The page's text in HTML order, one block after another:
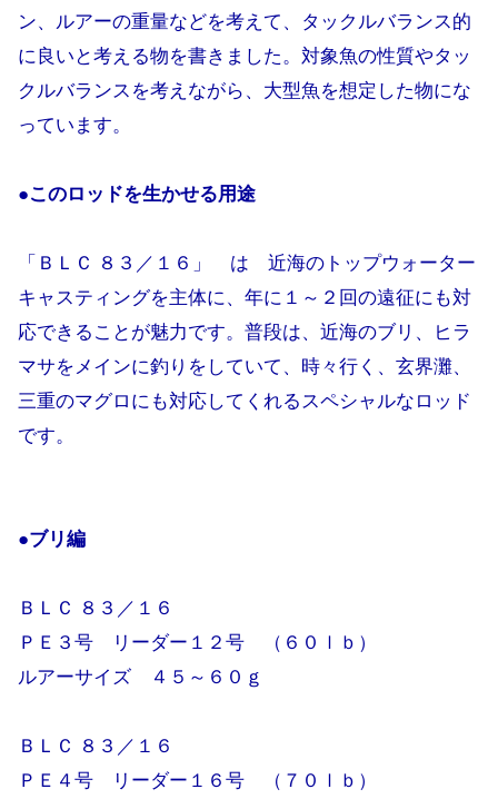
ン、ルアーの重量などを考えて、タックルバランス的
に良いと考える物を書きました。対象魚の性質やタッ
クルバランスを考えながら、大型魚を想定した物にな
っています。
●このロッドを生かせる用途
「ＢＬＣ ８３／１６」 は 近海のトップウォーター
キャスティングを主体に、年に１～２回の遠征にも対
応できることが魅力です。普段は、近海のブリ、ヒラ
マサをメインに釣りをしていて、時々行く、玄界灘、
三重のマグロにも対応してくれるスペシャルなロッド
です。
●ブリ編
ＢＬＣ ８３／１６
ＰＥ３号 リーダー１２号 （６０ｌｂ）
ルアーサイズ ４５～６０ｇ
ＢＬＣ ８３／１６
ＰＥ４号 リーダー１６号 （７０ｌｂ）